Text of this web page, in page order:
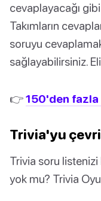
cevaplayacağı
Takımların
soruyu
sağlayabilirsiniz.
👉150'den fazla
Trivia'yu
Trivia soru listenizi
yok mu? Trivia